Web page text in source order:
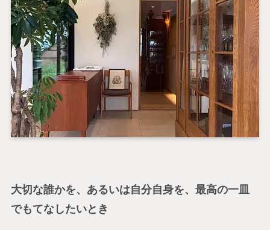
大切な誰かを、あるいは自分自身を、最高の一皿
でもてなしたいとき